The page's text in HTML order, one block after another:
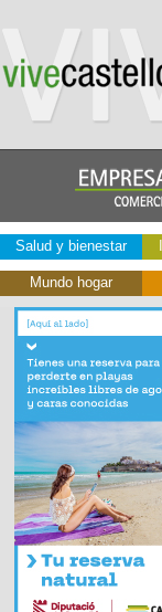
Salud y bienestar
Mundo hogar